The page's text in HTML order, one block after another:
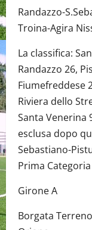
Randazzo-
Troina-Agira
La classifica:
Randazzo 26,
Fiumefreddese
Riviera dello
Santa Venerina
esclusa dopo
Sebastiano-
Prima Categoria
Girone A
Borgata